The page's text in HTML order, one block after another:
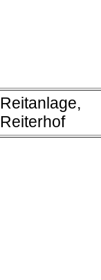
Reitanlage,
Reiterhof